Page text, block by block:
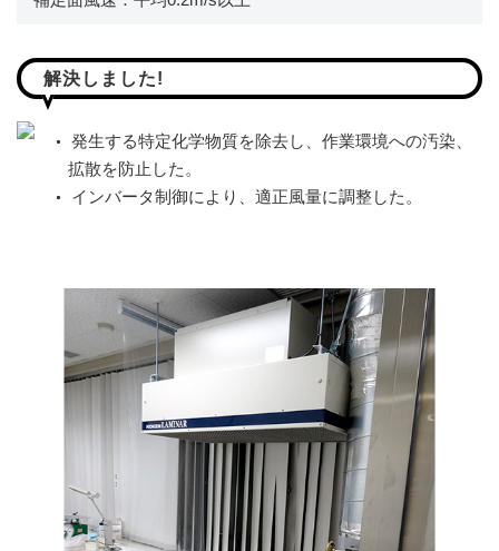
解決しました!
発生する特定化学物質を除去し、作業環境への汚染、
拡散を防止した。
インバータ制御により、適正風量に調整した。